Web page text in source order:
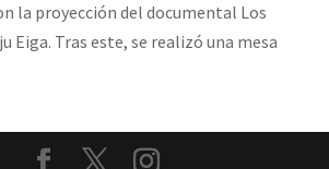
la proyección del documental Los
Eiga. Tras este, se realizó una mesa